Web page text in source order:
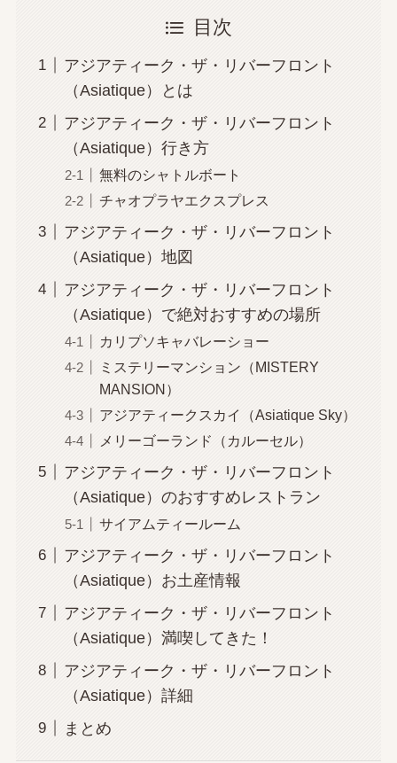
目次
アジアティーク・ザ・リバーフロント
（Asiatique）とは
アジアティーク・ザ・リバーフロント
（Asiatique）行き方
無料のシャトルボート
チャオプラヤエクスプレス
アジアティーク・ザ・リバーフロント
（Asiatique）地図
アジアティーク・ザ・リバーフロント
（Asiatique）で絶対おすすめの場所
カリプソキャバレーショー
ミステリーマンション（MISTERY
MANSION）
アジアティークスカイ（Asiatique Sky）
メリーゴーランド（カルーセル）
アジアティーク・ザ・リバーフロント
（Asiatique）のおすすめレストラン
サイアムティールーム
アジアティーク・ザ・リバーフロント
（Asiatique）お土産情報
アジアティーク・ザ・リバーフロント
（Asiatique）満喫してきた！
アジアティーク・ザ・リバーフロント
（Asiatique）詳細
まとめ